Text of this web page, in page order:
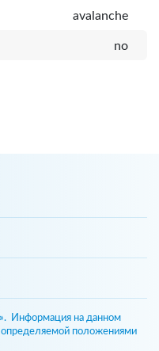
avalanche
no
Информация на данном
определяемой положениями